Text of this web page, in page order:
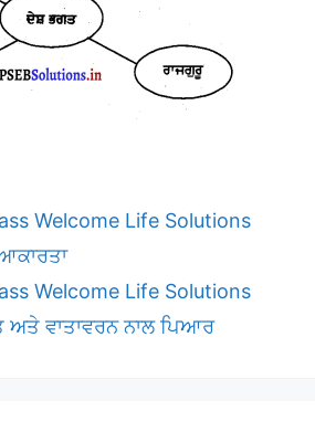
Welcome Life Solutions
Welcome Life Solutions
ਵਾਤਾਵਰਨ ਨਾਲ ਪਿਆਰ